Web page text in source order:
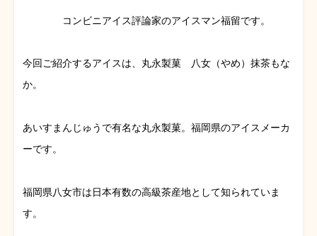
コンビニアイス評論家のアイスマン福留です。
今回ご紹介するアイスは、丸永製菓 八女（やめ）抹茶もな
か。
あいすまんじゅうで有名な丸永製菓。福岡県のアイスメーカ
ーです。
福岡県八女市は日本有数の高級茶産地として知られていま
す。